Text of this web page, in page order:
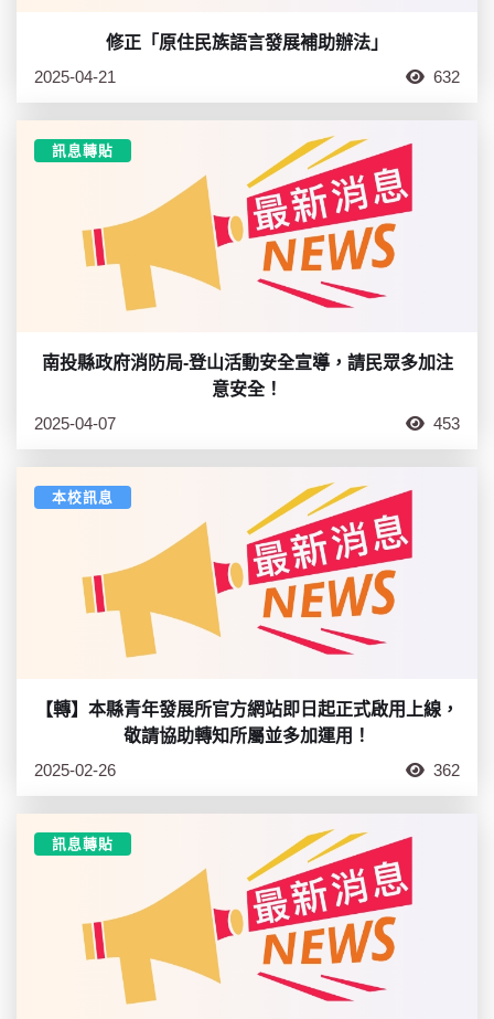
修正「原住民族語言發展補助辦法」
2025-04-21
632
訊息轉貼
南投縣政府消防局-登山活動安全宣導，請民眾多加注
意安全！
2025-04-07
453
本校訊息
【轉】本縣青年發展所官方網站即日起正式啟用上線，
敬請協助轉知所屬並多加運用！
2025-02-26
362
訊息轉貼